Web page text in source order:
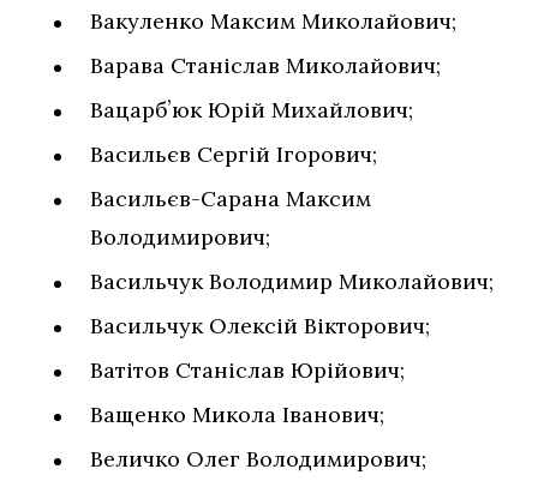
Вакуленко Максим Миколайович;
Варава Станіслав Миколайович;
Вацарбʼюк Юрій Михайлович;
Васильєв Сергій Ігорович;
Васильєв-Сарана Максим
Володимирович;
Васильчук Володимир Миколайович;
Васильчук Олексій Вікторович;
Ватітов Станіслав Юрійович;
Ващенко Микола Іванович;
Величко Олег Володимирович;